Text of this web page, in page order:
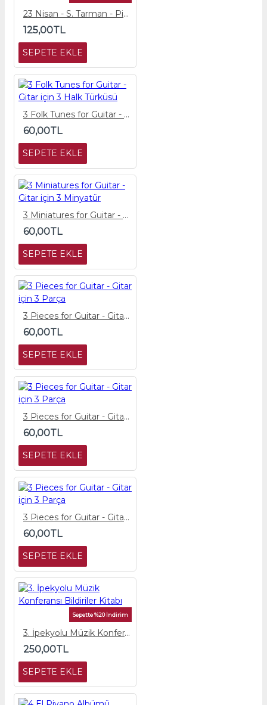
23 Nisan - S. Tarman - Piyano Eşlik Partisi
125,00TL
SEPETE EKLE
3 Folk Tunes for Guitar - Gitar için 3 Halk Türküsü
60,00TL
SEPETE EKLE
3 Miniatures for Guitar - Gitar için 3 Minyatür
60,00TL
SEPETE EKLE
3 Pieces for Guitar - Gitar için 3 Parça
60,00TL
SEPETE EKLE
3 Pieces for Guitar - Gitar için 3 Parça
60,00TL
SEPETE EKLE
3 Pieces for Guitar - Gitar için 3 Parça
60,00TL
SEPETE EKLE
Sepette %20 İndirim
3. İpekyolu Müzik Konferansı Bildiriler Kitabı
250,00TL
SEPETE EKLE